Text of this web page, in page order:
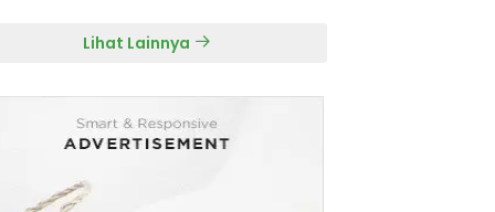
Lihat Lainnya